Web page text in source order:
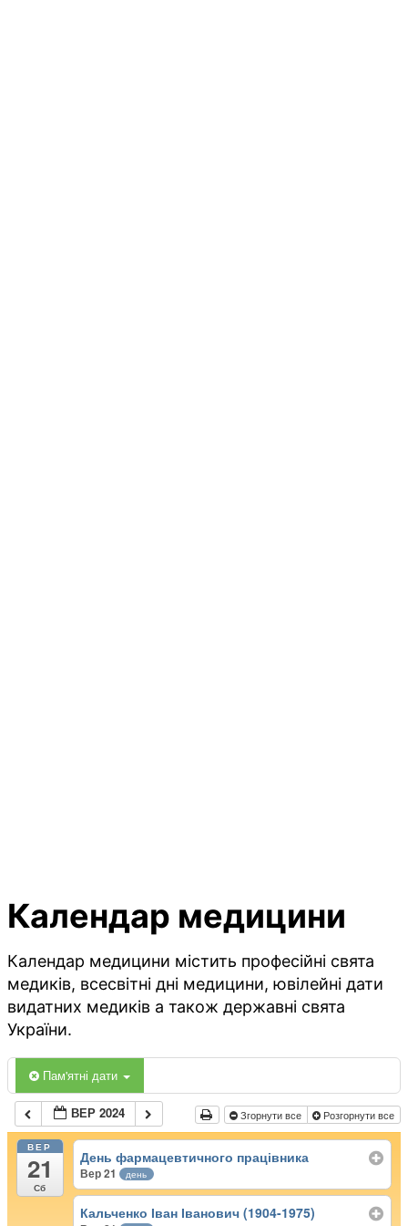
Календар медицини
Календар медицини містить професійні свята
медиків, всесвітні дні медицини, ювілейні дати
видатних медиків а також державні свята
України.
Пам'ятні дати
ВЕР 2024 Згорнути все Розгорнути все
ВЕР
21
Сб
День фармацевтичного працівника
Вер 21 день
Кальченко Іван Іванович (1904-1975)